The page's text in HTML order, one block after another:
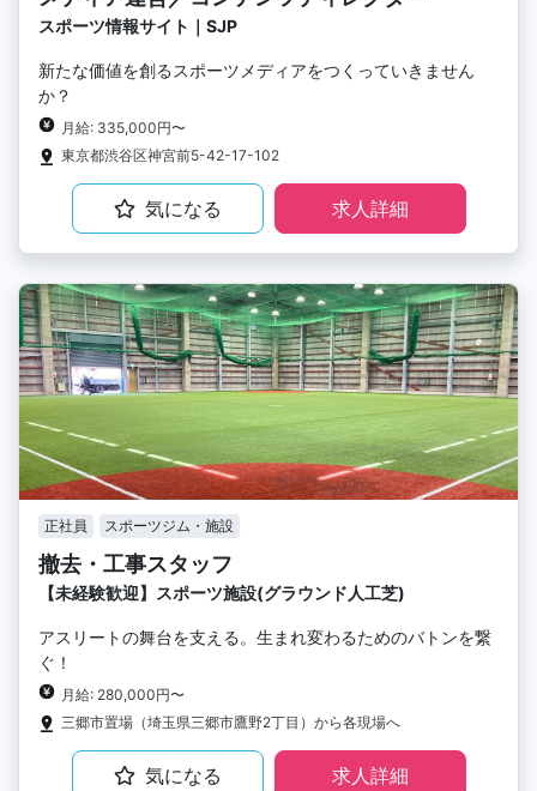
スポーツ情報サイト｜SJP
新たな価値を創るスポーツメディアをつくっていきません
か？
月給: 335,000円〜
東京都渋谷区神宮前5-42-17-102
気になる 求人詳細
正社員 スポーツジム・施設
撤去・工事スタッフ
【未経験歓迎】スポーツ施設(グラウンド人工芝)
アスリートの舞台を支える。生まれ変わるためのバトンを繋
ぐ！
月給: 280,000円〜
三郷市置場（埼玉県三郷市鷹野2丁目）から各現場へ
気になる 求人詳細